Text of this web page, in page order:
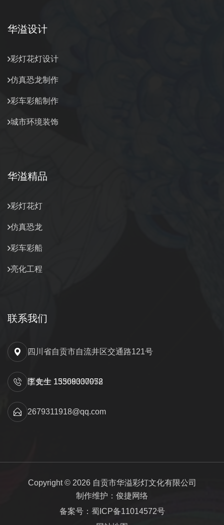
华溢设计
彩灯花灯设计
仿真恐龙制作
彩车彩船制作
城市环境装饰
华溢精品
彩灯花灯
仿真恐龙
彩车彩船
亮化工程
联系我们
四川省自贡市自流井区交通路121号
匡先生 15309000052
李女士 13568337978
2679311918@qq.com
Copyright © 2026 自贡市华溢彩灯文化有限公司
制作维护：俊捷网络
备案号：蜀ICP备11014572号